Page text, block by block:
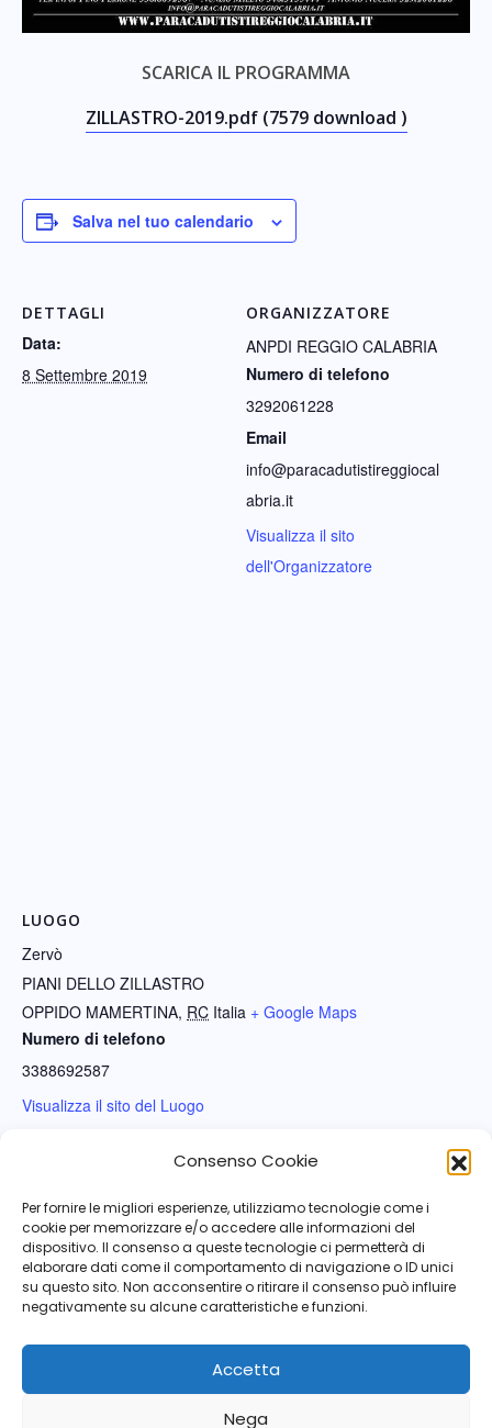
Consenso Cookie
Per fornire le migliori esperienze, utilizziamo tecnologie come i
cookie per memorizzare e/o accedere alle informazioni del
dispositivo. Il consenso a queste tecnologie ci permetterà di
elaborare dati come il comportamento di navigazione o ID unici
su questo sito. Non acconsentire o ritirare il consenso può influire
negativamente su alcune caratteristiche e funzioni.
Accetta
Nega
SCARICA IL PROGRAMMA
ZILLASTRO-2019.pdf (7579 download )
Salva nel tuo calendario
DETTAGLI
Data:
8 Settembre 2019
ORGANIZZATORE
ANPDI REGGIO CALABRIA
Numero di telefono
3292061228
Email
info@paracadutistireggiocal
abria.it
Visualizza il sito
dell'Organizzatore
LUOGO
Zervò
PIANI DELLO ZILLASTRO
OPPIDO MAMERTINA, RC Italia + Google Maps
Numero di telefono
3388692587
Visualizza il sito del Luogo
COMMEMORAZIONE DEI
PARACADUTISTI DEL
“REGGIMENTO FOLGORE”
CAMPIONATO NAZIONALE ANPDI DI
PARACADUTISMO E 1° TROFEO DI
PARACADUTISMO CITTA’ DI LORETO